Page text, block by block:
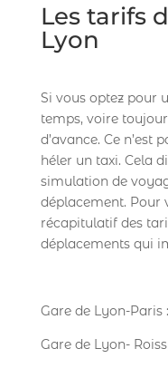
Les tarifs
Lyon
Si vous optez pour
temps, voire
d’avance. Ce n’est
héler un taxi. Cela
simulation de
déplacement. Pour
récapitulatif des
déplacements qui
Gare de Lyon-Paris
Gare de Lyon-